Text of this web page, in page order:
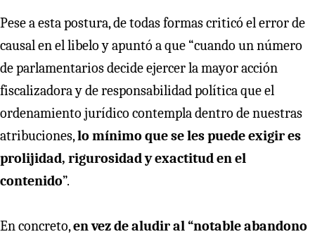
Pese a esta postura, de todas formas criticó el error de
causal en el libelo y apuntó a que “cuando un número
de parlamentarios decide ejercer la mayor acción
fiscalizadora y de responsabilidad política que el
ordenamiento jurídico contempla dentro de nuestras
atribuciones,lo mínimo que se les puede exigir es
prolijidad, rigurosidad y exactitud en el
contenido”.
En concreto,en vez de aludir al “notable abandono